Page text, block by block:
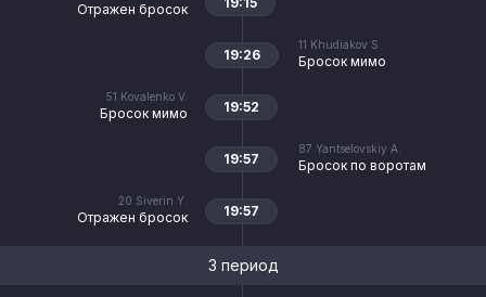
Отражен бросок
11 Khudiakov S.
Бросок мимо
19:26
51 Kovalenko V.
Бросок мимо 19:52
87 Yantselovskiy A.
Бросок по воротам
19:57
20 Siverin Y.
Отражен бросок 19:57
3 период